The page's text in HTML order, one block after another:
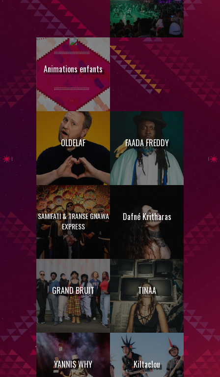
Animations enfants
OLDELAF FAADA FREDDY
SAMIFATI & TRANSE GNAWA
EXPRESS
Dafné Kritharas
GRAND BRUIT TINAA
YANNIS WHY Kiltaclou